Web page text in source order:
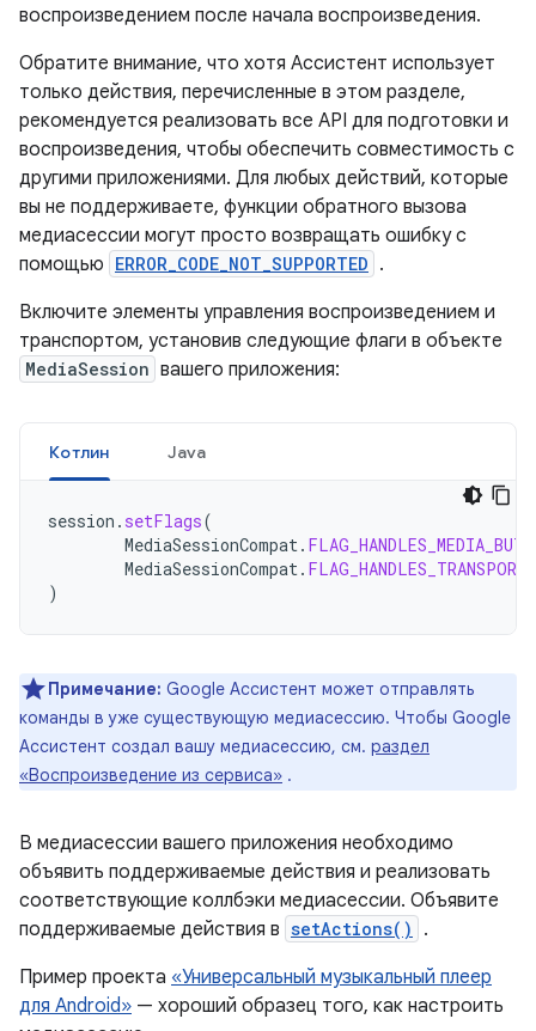
воспроизведением после начала воспроизведения.
Обратите внимание, что хотя Ассистент использует
только действия, перечисленные в этом разделе,
рекомендуется реализовать все API для подготовки и
воспроизведения, чтобы обеспечить совместимость с
другими приложениями. Для любых действий, которые
вы не поддерживаете, функции обратного вызова
медиасессии могут просто возвращать ошибку с
помощью ERROR_CODE_NOT_SUPPORTED .
Включите элементы управления воспроизведением и
транспортом, установив следующие флаги в объекте
MediaSession вашего приложения:
Котлин Java
session . setFlags(
MediaSessionCompat.
MediaSessionCompat.
)
Примечание: Google Ассистент может отправлять
команды в уже существующую медиасессию. Чтобы Google
Ассистент создал вашу медиасессию, см. раздел
«Воспроизведение из сервиса» .
В медиасессии вашего приложения необходимо
объявить поддерживаемые действия и реализовать
соответствующие коллбэки медиасессии. Объявите
поддерживаемые действия в setActions()
.
Пример проекта «Универсальный музыкальный плеер
для Android» — хороший образец того, как настроить